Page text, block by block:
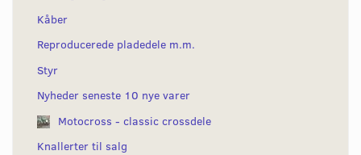
Kåber
Reproducerede pladedele m.m.
Styr
Nyheder seneste 10 nye varer
Motocross - classic crossdele
Knallerter til salg